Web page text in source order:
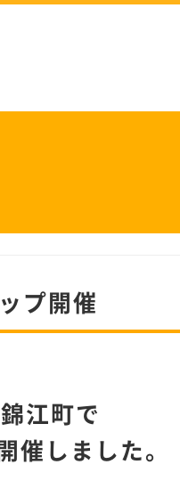
プ開催
江町で
催しました。